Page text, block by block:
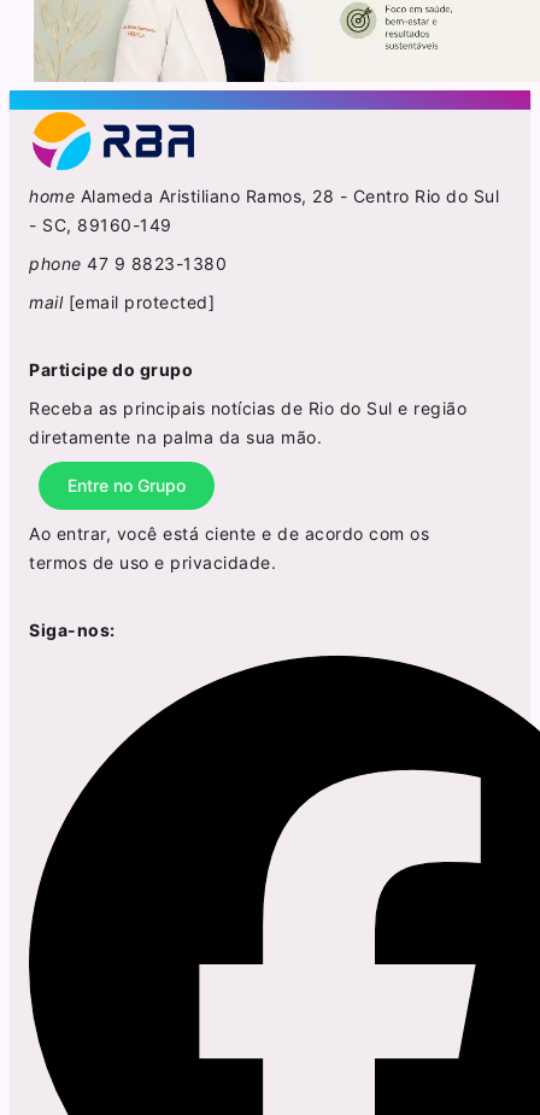
home Alameda Aristiliano Ramos, 28 - Centro Rio do Sul
- SC, 89160-149
phone 47 9 8823-1380
mail [email protected]
Participe do grupo
Receba as principais notícias de Rio do Sul e região
diretamente na palma da sua mão.
Entre no Grupo
Ao entrar, você está ciente e de acordo com os
termos de uso e privacidade.
Siga-nos: